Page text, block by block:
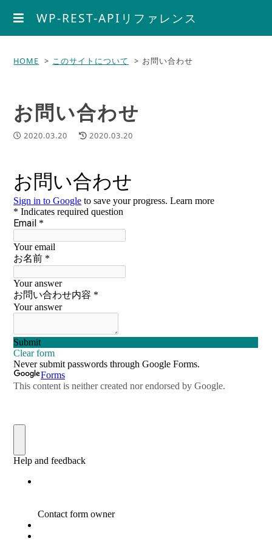
WP-REST-APIリファレンス
HOME このサイトについて お問い合わせ
お問い合わせ
2020.03.20 2020.03.20